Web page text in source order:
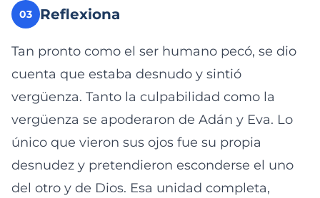
03 Reflexiona
Tan pronto como el ser humano pecó, se dio
cuenta que estaba desnudo y sintió
vergüenza. Tanto la culpabilidad como la
vergüenza se apoderaron de Adán y Eva. Lo
único que vieron sus ojos fue su propia
desnudez y pretendieron esconderse el uno
del otro y de Dios. Esa unidad completa,